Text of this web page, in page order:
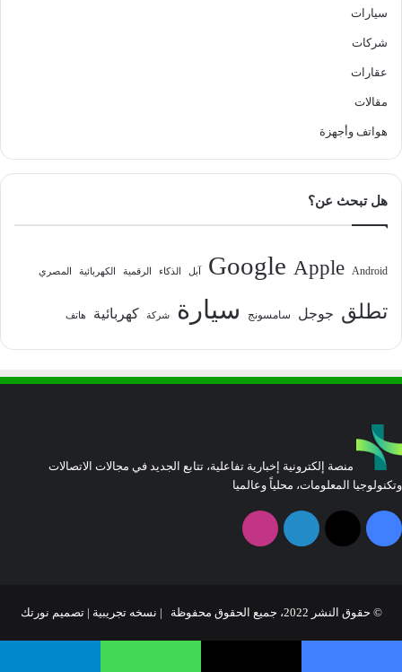
سيارات
شركات
عقارات
مقالات
هواتف وأجهزة
هل تبحث عن؟
Android
Apple
Google آبل الذكاء الرقمية الكهربائية المصري
تطلق جوجل سامسونج سيارة شركة كهربائية هاتف
منصة إلكترونية إخبارية تفاعلية، تتابع الجديد في مجالات الاتصالات
وتكنولوجيا المعلومات، محلياً وعالميا
فيسبوك
‫X لينكدإن انستقرام
© حقوق النشر 2022، جميع الحقوق محفوظة | نسخه تجريبية | تصميم نورتك